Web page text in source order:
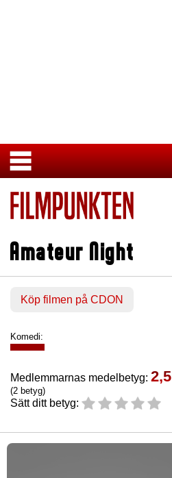
Amateur Night
Köp filmen på CDON
Komedi:
Medlemmarnas medelbetyg: 2,5
(2 betyg)
Sätt ditt betyg: